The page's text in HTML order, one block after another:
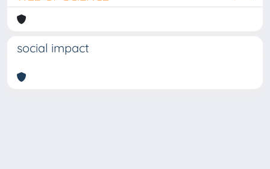
social impact